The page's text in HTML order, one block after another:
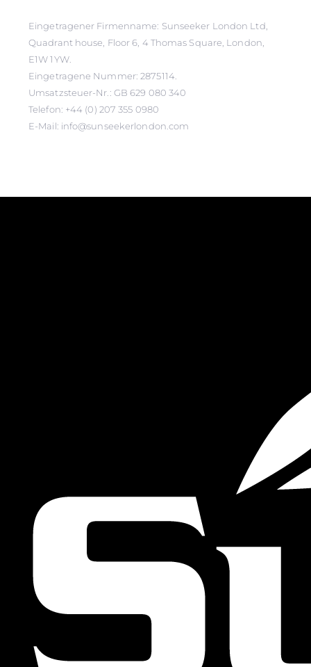
Eingetragener Firmenname: Sunseeker London Ltd,
Quadrant house, Floor 6, 4 Thomas Square, London,
E1W 1YW.
Eingetragene Nummer: 2875114.
Umsatzsteuer-Nr.: GB 629 080 340
Telefon: +44 (0) 207 355 0980
E-Mail: info@sunseekerlondon.com